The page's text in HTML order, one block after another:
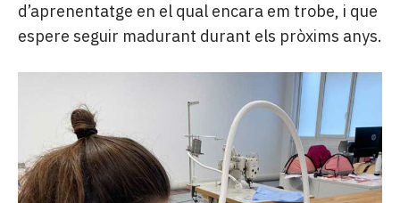
d’aprenentatge en el qual encara em trobe, i que
espere seguir madurant durant els pròxims anys.